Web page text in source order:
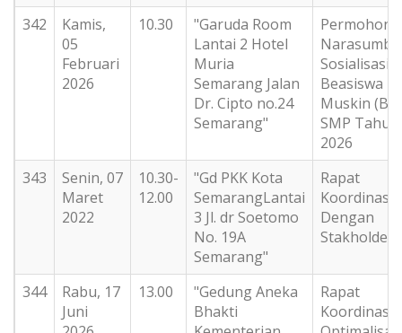
342
Kamis,
05
Februari
2026
10.30
"Garuda Room
Lantai 2 Hotel
Muria
Semarang Jalan
Dr. Cipto no.24
Semarang"
Sosialisasi
Beasiswa
Muskin
SMP Tahun
2026
343
Senin, 07
Maret
2022
10.30-
12.00
"Gd PKK Kota
SemarangLantai
3 Jl. dr Soetomo
No. 19A
Semarang"
Rapat
Koordinasi
Dengan
Stakholder
344
Rabu, 17
Juni
13.00
"Gedung Aneka
Bhakti
Rapat
Koordinasi